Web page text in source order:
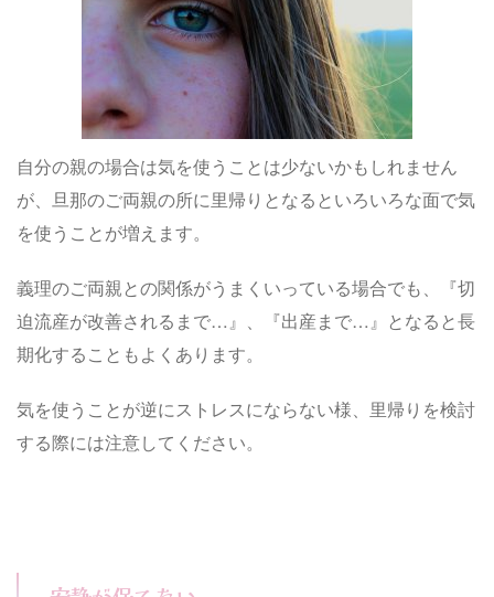
自分の親の場合は気を使うことは少ないかもしれません
が、旦那のご両親の所に里帰りとなるといろいろな面で気
を使うことが増えます。
義理のご両親との関係がうまくいっている場合でも、『切
迫流産が改善されるまで…』、『出産まで…』となると長
期化することもよくあります。
気を使うことが逆にストレスにならない様、里帰りを検討
する際には注意してください。